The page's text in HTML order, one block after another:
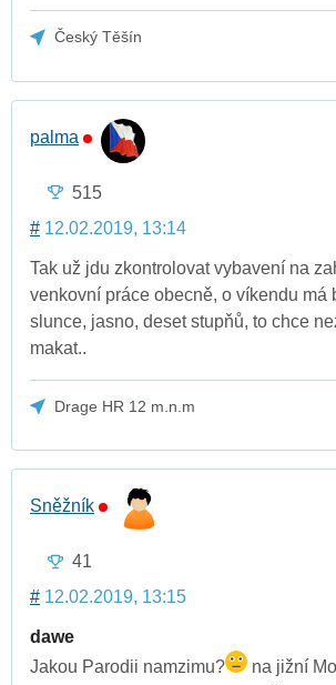
Český Těšín
palma
515
# 12.02.2019, 13:14
Tak už jdu zkontrolovat vybavení na
venkovní práce obecně, o víkendu má
slunce, jasno, deset stupňů, to chce
makat..
Drage HR 12 m.n.m
Sněžník
41
# 12.02.2019, 13:15
dawe
Jakou Parodii namzimu?
na jižní